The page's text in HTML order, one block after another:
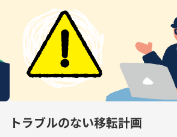
トラブルのない移転計画